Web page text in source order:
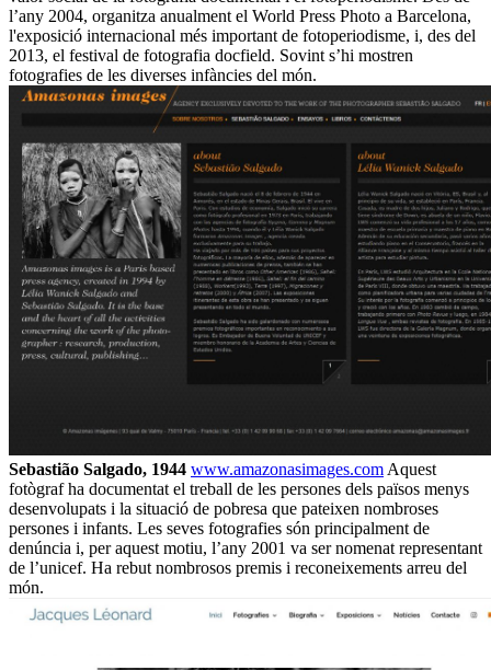
l’any 2004, organitza anualment el World Press Photo a Barcelona,
l'exposició internacional més important de fotoperiodisme, i, des del
2013, el festival de fotografia docfield. Sovint s’hi mostren
fotografies de les diverses infàncies del món.
Sebastião Salgado, 1944 www.amazonasimages.com Aquest
fotògraf ha documentat el treball de les persones dels països menys
desenvolupats i la situació de pobresa que pateixen nombroses
persones i infants. Les seves fotografies són principalment de
denúncia i, per aquest motiu, l’any 2001 va ser nomenat representant
de l’unicef. Ha rebut nombrosos premis i reconeixements arreu del
món.